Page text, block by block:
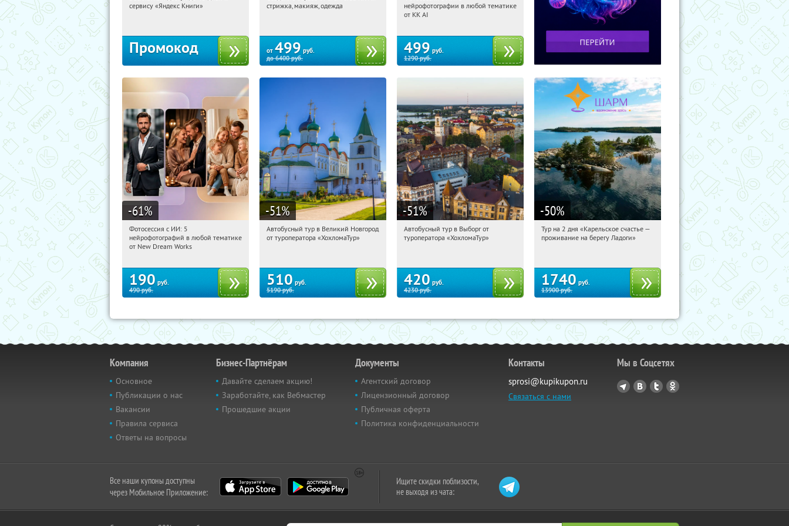
сервису «Яндекс Книги»
Промокод
стрижка, макияж, одежда
от 499 руб.
до6400руб.
Россия
нейрофотографии в любой тематике
от KK AI
499 руб.
1290руб.
-61%
10:33:15
Россия
Фотосессия с ИИ: 5
нейрофотографий в любой тематике
от New Dream Works
190 руб.
490руб.
-51%
10:33:15 Купили:2
Автобусный тур в Великий Новгород
от туроператора «ХохломаТур»
510 руб.
5190руб.
-51%
10:33:15 Купили:
Автобусный тур в Выборг от
туроператора «ХохломаТур»
420 руб.
4230руб.
-50%
10:33:15 Купили:39
Тур на 2 дня «Карельское счастье —
проживание на берегу Ладоги»
1740 руб.
13900руб.
Компания
Основное
Публикации о нас
Вакансии
Правила сервиса
Ответы на вопросы
Бизнес-Партнёрам
Давайте сделаем акцию!
Заработайте, как Вебмастер
Прошедшие акции
Документы
Агентский договор
Лицензионный договор
Публичная оферта
Политика конфиденциальности
Контакты
sprosi@kupikupon.ru
Связаться с нами
Мы в Соцсетях
Все наши купоны доступны
через Мобильное Приложение:
Ищите скидки поблизости,
не выходя из чата: